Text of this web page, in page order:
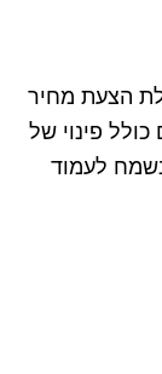
הצעת מחיר
פינוי של
לעמוד